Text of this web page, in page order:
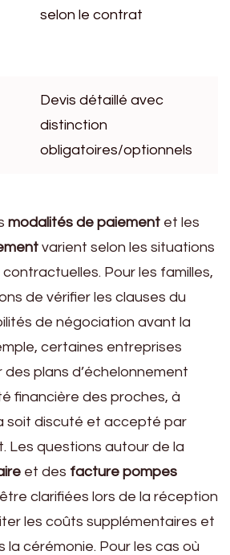
selon le contrat
Devis détaillé avec
distinction
obligatoires/optionnels
modalités de paiement et les
varient selon les situations
Pour les familles,
de vérifier les clauses du
de négociation avant la
certaines entreprises
plans d’échelonnement
financière des proches, à
soit discuté et accepté par
Les questions autour de la
et des facture pompes
clarifiées lors de la réception
les coûts supplémentaires et
la cérémonie. Pour les cas où